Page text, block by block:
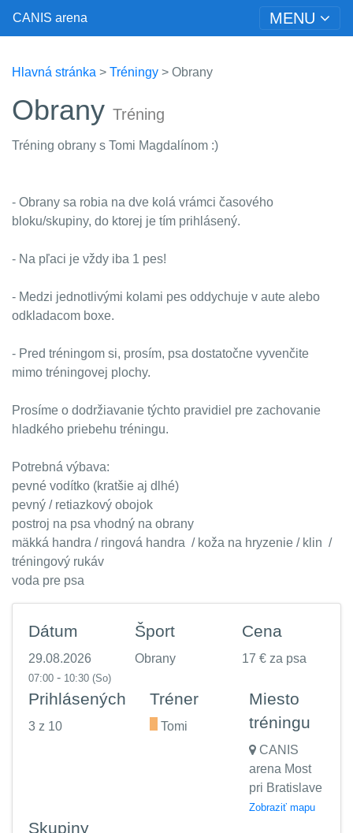
CANIS arena MENU
Hlavná stránka > Tréningy > Obrany
Obrany Tréning
Tréning obrany s Tomi Magdalínom :)
- Obrany sa robia na dve kolá vrámci časového
bloku/skupiny, do ktorej je tím prihlásený.
- Na pľaci je vždy iba 1 pes!
- Medzi jednotlivými kolami pes oddychuje v aute alebo
odkladacom boxe.
- Pred tréningom si, prosím, psa dostatočne vyvenčite
mimo tréningovej plochy.
Prosíme o dodržiavanie týchto pravidiel pre zachovanie
hladkého priebehu tréningu.
Potrebná výbava:
pevné vodítko (kratšie aj dlhé)
pevný / retiazkový obojok
postroj na psa vhodný na obrany
mäkká handra / ringová handra / koža na hryzenie / klin /
tréningový rukáv
voda pre psa
Dátum
29.08.2026
07:00 - 10:30 (So)
Šport
Obrany
Cena
17 € za psa
Prihlásených
3 z 10
Tréner
Tomi
Miesto
tréningu
CANIS
arena Most
pri Bratislave
Zobraziť mapu
Skupiny